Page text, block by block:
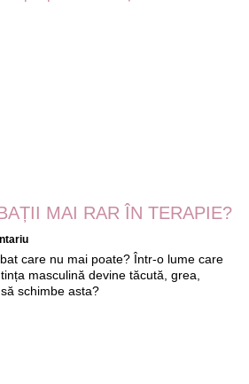
MAI RAR ÎN TERAPIE?
care nu mai poate? Într-o lume care
masculină devine tăcută, grea,
schimbe asta?